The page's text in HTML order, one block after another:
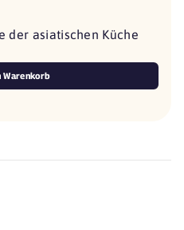
der asiatischen Küche
Warenkorb